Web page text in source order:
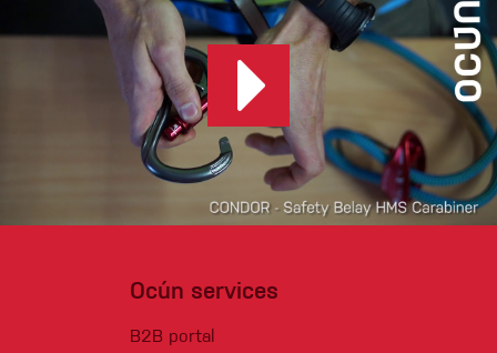
Ocún services
B2B portal